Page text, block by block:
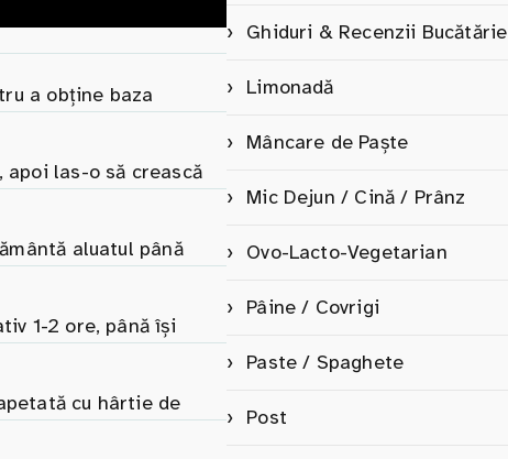
a obține baza
las-o să crească
aluatul până
1-2 ore, până își
cu hârtie de
Ghiduri & Recenzii Bucătărie
Limonadă
Mâncare de Paște
Mic Dejun / Cină / Prânz
Ovo-Lacto-Vegetarian
Pâine / Covrigi
Paste / Spaghete
Post